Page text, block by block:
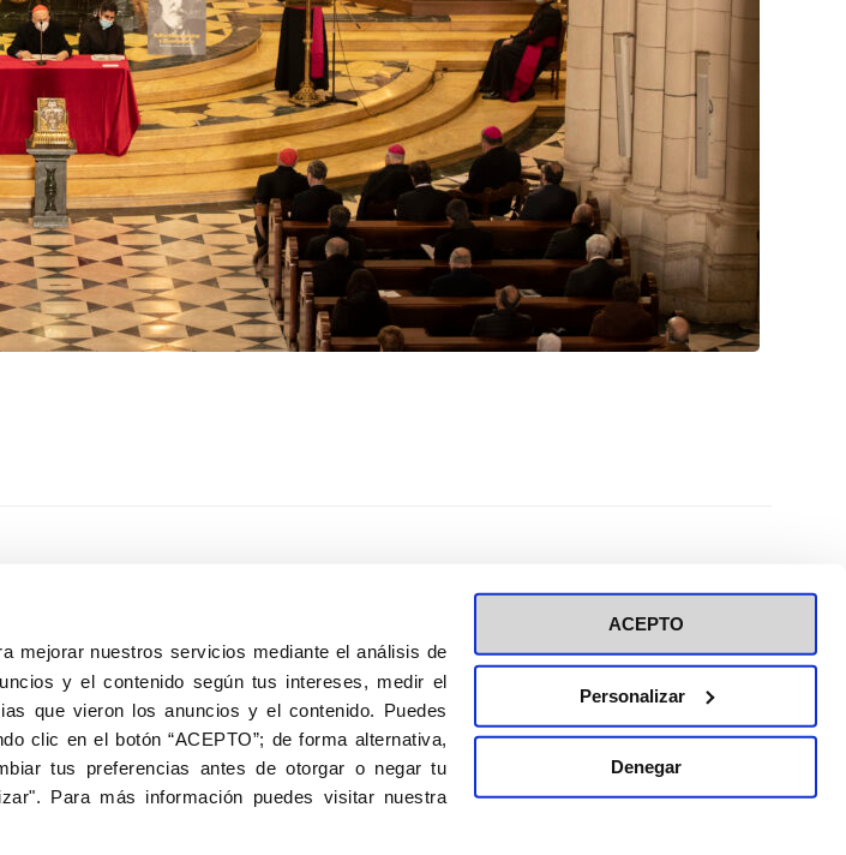
mejorar nuestros servicios mediante el análisis de
y el contenido según tus intereses, medir el
que vieron los anuncios y el contenido. Puedes
clic en el botón “ACEPTO”; de forma alternativa,
tus preferencias antes de otorgar o negar tu
Para más información puedes visitar nuestra
ACEPTO
Personalizar
Denegar
Aviso Legal Inscripción a eventos
Política de privacidad de RRSS
Política de cookies